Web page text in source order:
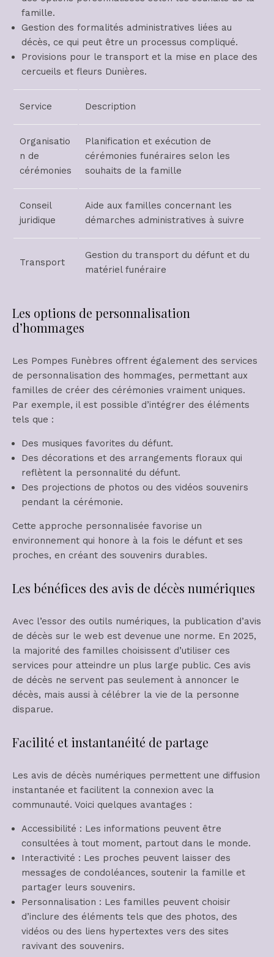
famille.
Gestion des formalités administratives liées au
décès, ce qui peut être un processus compliqué.
Provisions pour le transport et la mise en place des
cercueils et fleurs Dunières.
Service Description
Organisatio
n de
cérémonies
Planification et exécution de
cérémonies funéraires selon les
souhaits de la famille
Conseil
juridique
Aide aux familles concernant les
démarches administratives à suivre
Transport
Gestion du transport du défunt et du
matériel funéraire
Les options de personnalisation
d’hommages
Les Pompes Funèbres offrent également des services
de personnalisation des hommages, permettant aux
familles de créer des cérémonies vraiment uniques.
Par exemple, il est possible d’intégrer des éléments
tels que :
Des musiques favorites du défunt.
Des décorations et des arrangements floraux qui
reflètent la personnalité du défunt.
Des projections de photos ou des vidéos souvenirs
pendant la cérémonie.
Cette approche personnalisée favorise un
environnement qui honore à la fois le défunt et ses
proches, en créant des souvenirs durables.
Les bénéfices des avis de décès numériques
Avec l’essor des outils numériques, la publication d’avis
de décès sur le web est devenue une norme. En 2025,
la majorité des familles choisissent d’utiliser ces
services pour atteindre un plus large public. Ces avis
de décès ne servent pas seulement à annoncer le
décès, mais aussi à célébrer la vie de la personne
disparue.
Facilité et instantanéité de partage
Les avis de décès numériques permettent une diffusion
instantanée et facilitent la connexion avec la
communauté. Voici quelques avantages :
Accessibilité : Les informations peuvent être
consultées à tout moment, partout dans le monde.
Interactivité : Les proches peuvent laisser des
messages de condoléances, soutenir la famille et
partager leurs souvenirs.
Personnalisation : Les familles peuvent choisir
d’inclure des éléments tels que des photos, des
vidéos ou des liens hypertextes vers des sites
ravivant des souvenirs.